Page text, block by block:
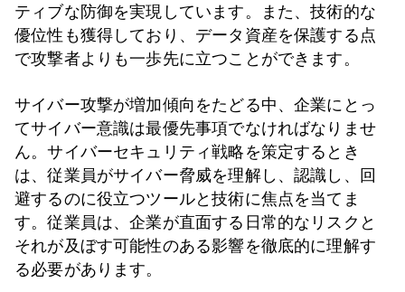
ティブな防御を実現しています。また、技術的な
優位性も獲得しており、データ資産を保護する点
で攻撃者よりも一歩先に立つことができます。
サイバー攻撃が増加傾向をたどる中、企業にとっ
てサイバー意識は最優先事項でなければなりませ
ん。サイバーセキュリティ戦略を策定するとき
は、従業員がサイバー脅威を理解し、認識し、回
避するのに役立つツールと技術に焦点を当てま
す。従業員は、企業が直面する日常的なリスクと
それが及ぼす可能性のある影響を徹底的に理解す
る必要があります。